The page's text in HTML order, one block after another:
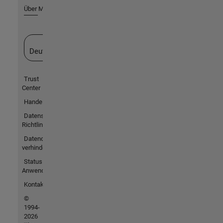
Über MathWorks
Deutschland
Trust
Center
Handelsmarken
Datenschutz-
Richtlinien
Datendiebstahl
verhindern
Status von
Anwendungen
Kontakt
©
1994-
2026